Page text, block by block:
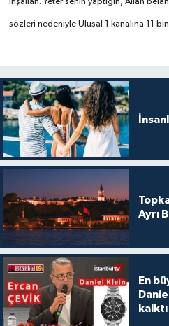
inşallah. Yeter senin yaptığın, Allah
sözleri nedeniyle Ulusal 1 kanalına 11
Ayrı
En